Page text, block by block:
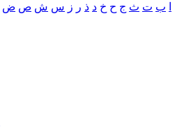
ب ت ث ج ح خ د ذ ر ز س ش ص ض